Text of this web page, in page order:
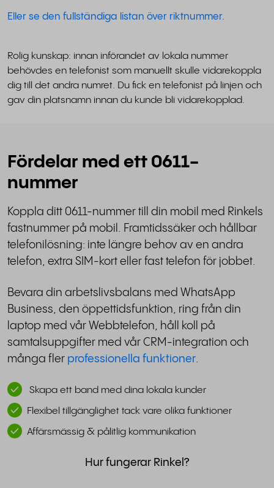
Eller se den fullständiga listan över riktnummer.
Rolig kunskap: innan införandet av lokala nummer
behövdes en telefonist som manuellt skulle vidarekoppla
dig till det andra numret. Du fick en telefonist på linjen och
gav din platsnamn innan du kunde bli vidarekopplad.
Fördelar med ett 0611-
nummer
Koppla ditt 0611-nummer till din mobil med Rinkels
fastnummer på mobil. Framtidssäker och hållbar
telefonilösning: inte längre behov av en andra
telefon, extra SIM-kort eller fast telefon för jobbet.
Bevara din arbetslivsbalans med WhatsApp
Business, den öppettidsfunktion, ring från din
laptop med vår Webbtelefon, håll koll på
samtalsuppgifter med vår CRM-integration och
många fler professionella funktioner.
Skapa ett band med dina lokala kunder
Flexibel tillgänglighet tack vare olika funktioner
Affärsmässig & pålitlig kommunikation
Hur fungerar Rinkel?